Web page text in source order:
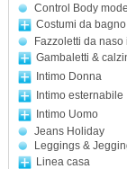
Control Body
Costumi da bagno
Fazzoletti da naso
Gambaletti &
Intimo Donna
Intimo esternabile
Intimo Uomo
Jeans Holiday
Leggings &
Linea casa